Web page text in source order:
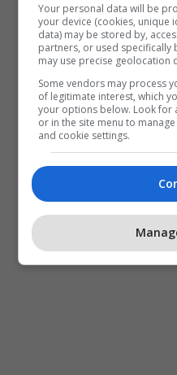
1
Your personal data will be
your device (cookies, unique
data) may be stored by,
partners, or used specifically
may use precise geolocation
Some vendors may process
of legitimate interest, which
your options below. Look for
or in the site menu to
and cookie settings.